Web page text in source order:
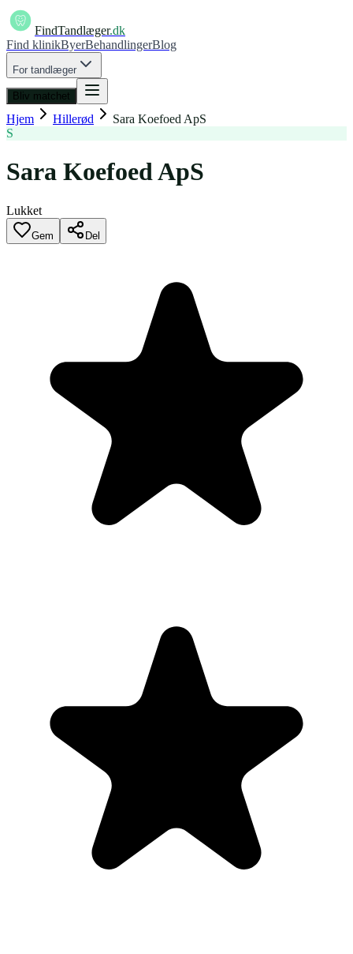
FindTandlæger.dk
Find klinikByerBehandlingerBlog
For tandlæger
Bliv matchet
Hjem Hillerød
Sara Koefoed ApS
S
Sara Koefoed ApS
Lukket
Gem Del